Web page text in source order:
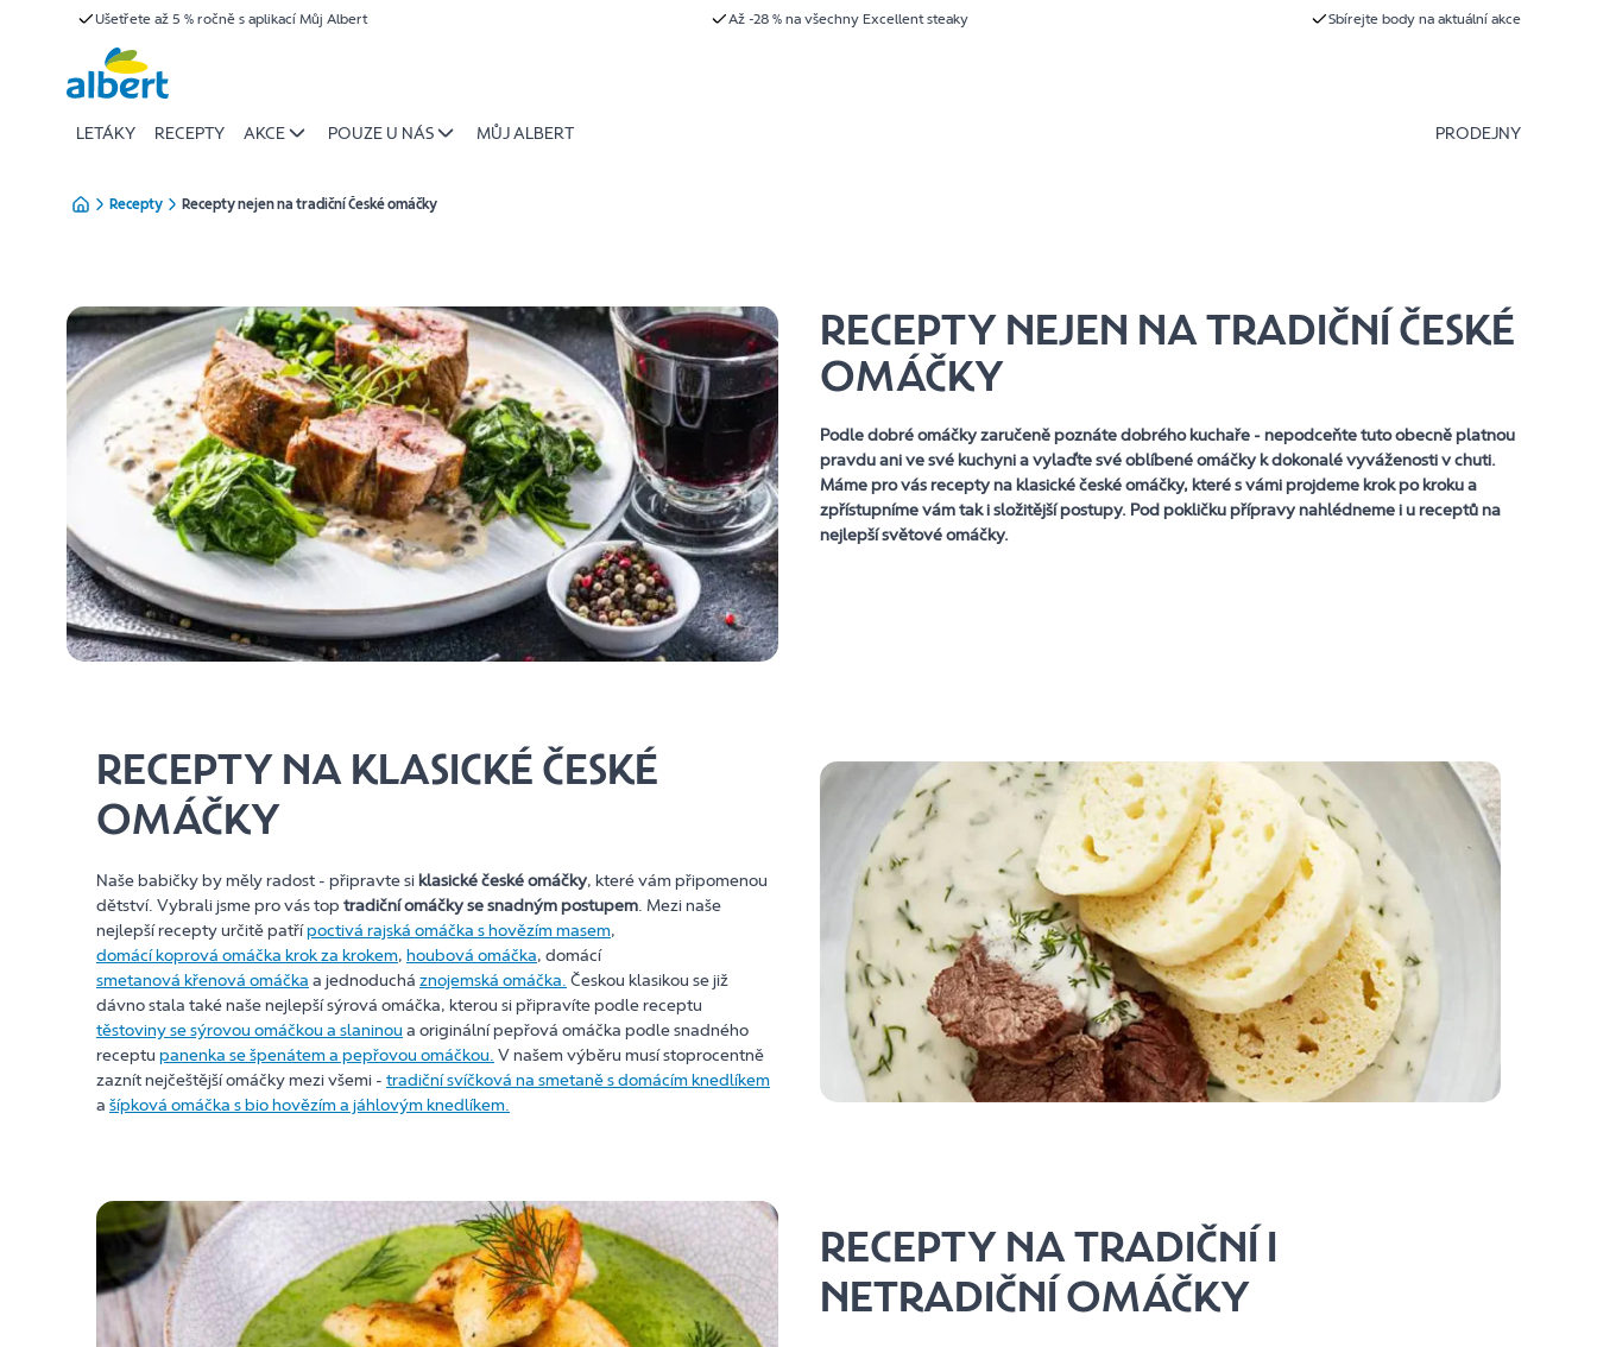
Ušetřete až 5 % ročně s aplikací Můj Albert Až -28 % na všechny Excellent steaky Sbírejte body na aktuální akce
LETÁKY RECEPTY AKCE POUZE U NÁS MŮJ ALBERT PRODEJNY
Recepty Recepty nejen na tradiční České omáčky
RECEPTY NEJEN NA TRADIČNÍ ČESKÉ
OMÁČKY
Podle dobré omáčky zaručeně poznáte dobrého kuchaře - nepodceňte tuto obecně platnou
pravdu ani ve své kuchyni a vylaďte své oblíbené omáčky k dokonalé vyváženosti v chuti.
Máme pro vás recepty na klasické české omáčky, které s vámi projdeme krok po kroku a
zpřístupníme vám tak i složitější postupy. Pod pokličku přípravy nahlédneme i u receptů na
nejlepší světové omáčky.
RECEPTY NA KLASICKÉ ČESKÉ
OMÁČKY
Naše babičky by měly radost - připravte si klasické české omáčky, které vám připomenou
dětství. Vybrali jsme pro vás top tradiční omáčky se snadným postupem. Mezi naše
nejlepší recepty určitě patřípoctivá rajská omáčka s hovězím masem,
domácí koprová omáčka krok za krokem, houbová omáčka, domácí
smetanová křenová omáčka a jednoduchá znojemská omáčka. Českou klasikou se již
dávno stala také naše nejlepší sýrová omáčka, kterou si připravíte podle receptu
těstoviny se sýrovou omáčkou a slaninou a originální pepřová omáčka podle snadného
receptu panenka se špenátem a pepřovou omáčkou. V našem výběru musí stoprocentně
zaznít nejčeštější omáčky mezi všemi - tradiční svíčková na smetaně s domácím knedlíkem
a šípková omáčka s bio hovězím a jáhlovým knedlíkem.
RECEPTY NA TRADIČNÍ I
NETRADIČNÍ OMÁČKY